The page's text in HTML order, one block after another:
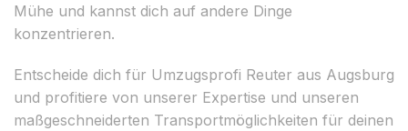
Mühe und kannst dich auf andere Dinge
konzentrieren.
Entscheide dich für Umzugsprofi Reuter aus Augsburg
und profitiere von unserer Expertise und unseren
maßgeschneiderten Transportmöglichkeiten für deinen